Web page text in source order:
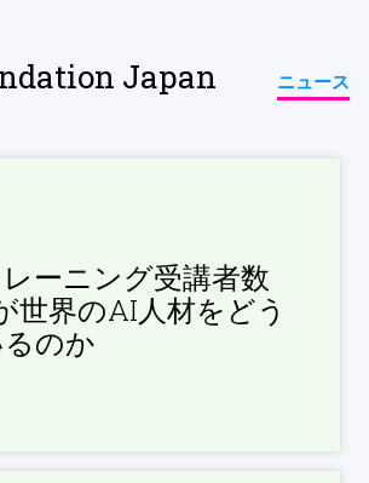
Japan
ニュース
ーニング受講者数
世界のAI人材をどう
のか